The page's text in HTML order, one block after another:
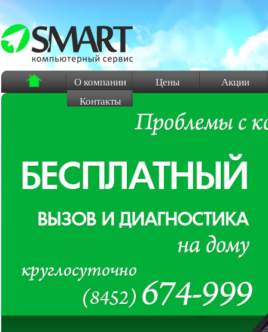
О компании Цены
Акции
Контакты